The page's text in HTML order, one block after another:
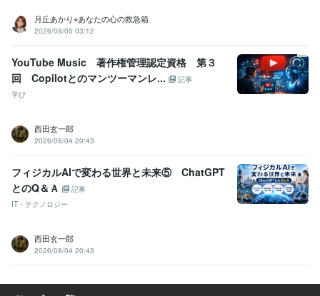
ギター弾き語り 永遠の初心者:27年
お悩み相談・話し相手・愚痴聞き 性格診
断 考え方のクセ診断 交換日記（１週間〜） 認知行動療法 問題解決
技能法 元気回復行動プラン(WRAP) シータヒーリング®
うつ
仕事
タヒーリング®
ココナラ カウンセリング
悩み相談
シータヒーリング コンサル
学歴
武蔵大学 1997年3月 ~ 2001年2月
月丘あかり⭐︎あなたの心の救急箱
2026/08/05 03:12
YouTube Music 著作権管理認定資格 第３
回 Copilotとのマンツーマンレ...
記事
学び
西田玄一郎
2026/08/04 20:43
フィジカルAIで変わる世界と未来⑤ ChatGPT
とのQ＆Ａ
記事
IT・テクノロジー
西田玄一郎
2026/08/04 20:43